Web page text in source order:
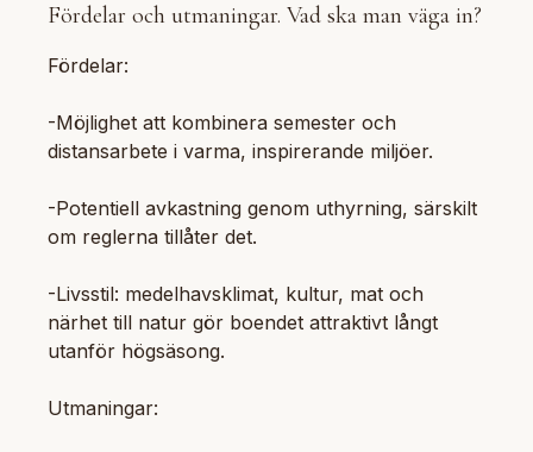
Fördelar och utmaningar. Vad ska man väga in?
Fördelar:
-Möjlighet att kombinera semester och
distansarbete i varma, inspirerande miljöer.
-Potentiell avkastning genom uthyrning, särskilt
om reglerna tillåter det.
-Livsstil: medelhavsklimat, kultur, mat och
närhet till natur gör boendet attraktivt långt
utanför högsäsong.
Utmaningar: